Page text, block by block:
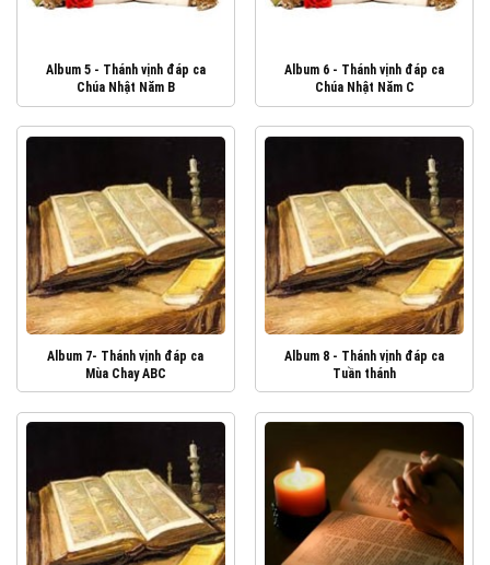
Album 5 - Thánh vịnh đáp ca
Chúa Nhật Năm B
Album 6 - Thánh vịnh đáp ca
Chúa Nhật Năm C
Album 7- Thánh vịnh đáp ca
Mùa Chay ABC
Album 8 - Thánh vịnh đáp ca
Tuần thánh